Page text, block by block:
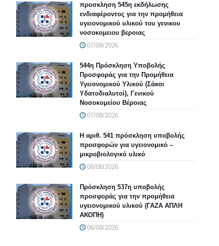
προσκληση 545η εκδήλωσης
ενδιαφέροντος για την προμήθεια
υγειονομικού υλικού του γενικου
νοσοκομειου βεροιας
07/08/2026
544η Πρόσκληση Υποβολής
Προσφοράς για την Προμήθεια
Υγειονομικού Υλικού (Σάκοι
Υδατοδιαλυτοί), Γενικού
Νοσοκομείου Βέροιας
07/08/2026
Η αριθ. 541 πρόσκληση υποβολής
προσφορών για υγειονομικό –
μικροβιολογικό υλικό
06/08/2026
Πρόσκληση 537η υποβολής
προσφοράς για την προμήθεια
υγειονομικού υλικού (ΓΑΖΑ ΑΠΛΗ
ΑΚΟΠΗ)
06/08/2026